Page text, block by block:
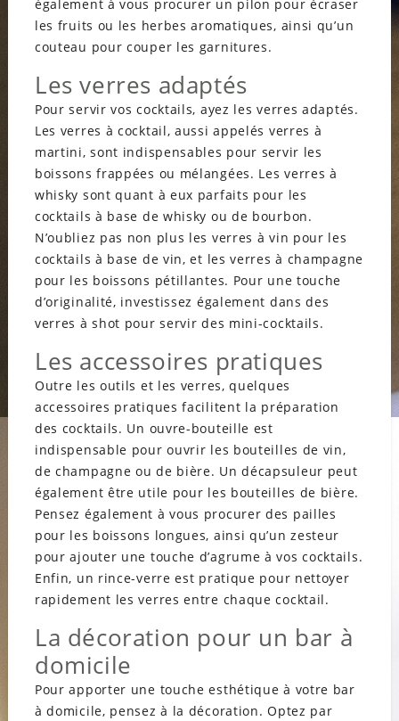
également à vous procurer un pilon pour écraser
les fruits ou les herbes aromatiques, ainsi qu’un
couteau pour couper les garnitures.
Les verres adaptés
Pour servir vos cocktails, ayez les verres adaptés.
Les verres à cocktail, aussi appelés verres à
martini, sont indispensables pour servir les
boissons frappées ou mélangées. Les verres à
whisky sont quant à eux parfaits pour les
cocktails à base de whisky ou de bourbon.
N’oubliez pas non plus les verres à vin pour les
cocktails à base de vin, et les verres à champagne
pour les boissons pétillantes. Pour une touche
d’originalité, investissez également dans des
verres à shot pour servir des mini-cocktails.
Les accessoires pratiques
Outre les outils et les verres, quelques
accessoires pratiques facilitent la préparation
des cocktails. Un ouvre-bouteille est
indispensable pour ouvrir les bouteilles de vin,
de champagne ou de bière. Un décapsuleur peut
également être utile pour les bouteilles de bière.
Pensez également à vous procurer des pailles
pour les boissons longues, ainsi qu’un zesteur
pour ajouter une touche d’agrume à vos cocktails.
Enfin, un rince-verre est pratique pour nettoyer
rapidement les verres entre chaque cocktail.
La décoration pour un bar à
domicile
Pour apporter une touche esthétique à votre bar
à domicile, pensez à la décoration. Optez par